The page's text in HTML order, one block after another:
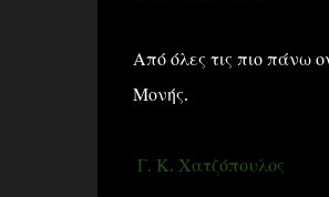
Από όλες τις πιο πάνω
Μονής.
Γ. Κ. Χατζόπουλος